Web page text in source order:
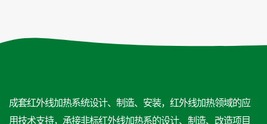
成套红外线加热系统设计、制造、安装，红外线加热领域的应
用技术支持，承接非标红外线加热系的设计、制造、改造项目